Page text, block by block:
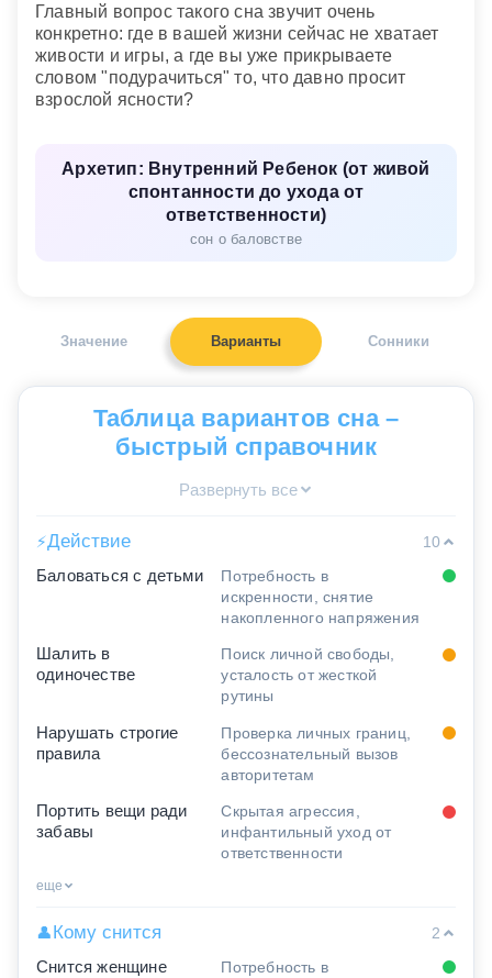
Главный вопрос такого сна звучит очень
конкретно: где в вашей жизни сейчас не хватает
живости и игры, а где вы уже прикрываете
словом "подурачиться" то, что давно просит
взрослой ясности?
Архетип: Внутренний Ребенок (от живой
спонтанности до ухода от
ответственности)
сон о баловстве
Значение Варианты Сонники
Таблица вариантов сна –
быстрый справочник
Развернуть все
⚡Действие
10
Баловаться с детьми
Потребность в
искренности, снятие
накопленного напряжения
Шалить в
одиночестве
Поиск личной свободы,
усталость от жесткой
рутины
Нарушать строгие
правила
Проверка личных границ,
бессознательный вызов
авторитетам
Портить вещи ради
забавы
Скрытая агрессия,
инфантильный уход от
ответственности
еще
👤Кому снится
2
Снится женщине
Потребность в